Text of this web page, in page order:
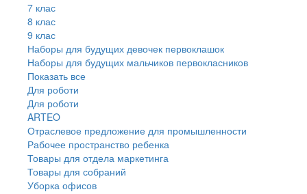
7 клас
8 клас
9 клас
Наборы для будущих девочек первоклашок
Наборы для будущих мальчиков первокласников
Показать все
Для роботи
Для роботи
ARTEO
Отраслевое предложение для промышленности
Рабочее пространство ребенка
Товары для отдела маркетинга
Товары для собраний
Уборка офисов